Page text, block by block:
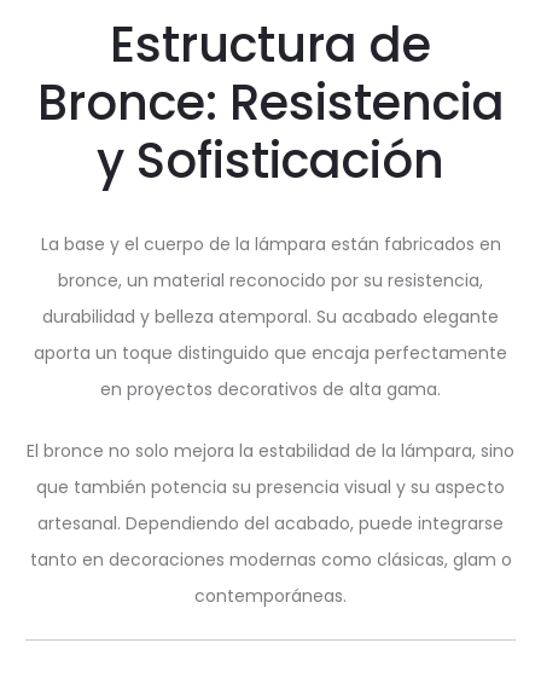
Estructura de
Bronce: Resistencia
y Sofisticación
La base y el cuerpo de la lámpara están fabricados en
bronce, un material reconocido por su resistencia,
durabilidad y belleza atemporal. Su acabado elegante
aporta un toque distinguido que encaja perfectamente
en proyectos decorativos de alta gama.
El bronce no solo mejora la estabilidad de la lámpara, sino
que también potencia su presencia visual y su aspecto
artesanal. Dependiendo del acabado, puede integrarse
tanto en decoraciones modernas como clásicas, glam o
contemporáneas.